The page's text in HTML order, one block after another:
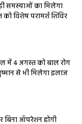
समस्याओं का मिलेगा
विशेष परामर्श शिविर
में 4 अगस्त को बाल रोग
से भी मिलेगा इलाज
बिना ऑपरेशन होगी